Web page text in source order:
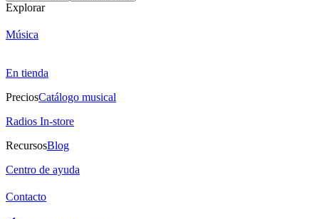
Explorar
Música
En tienda
PreciosCatálogo musical
Radios In-store
RecursosBlog
Centro de ayuda
Contacto